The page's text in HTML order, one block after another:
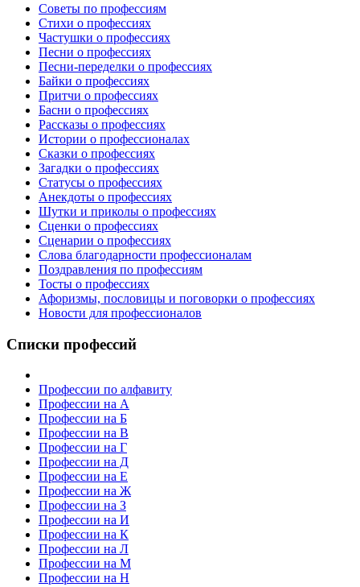
Советы по профессиям
Стихи о профессиях
Частушки о профессиях
Песни о профессиях
Песни-переделки о профессиях
Байки о профессиях
Притчи о профессиях
Басни о профессиях
Рассказы о профессиях
Истории о профессионалах
Сказки о профессиях
Загадки о профессиях
Статусы о профессиях
Анекдоты о профессиях
Шутки и приколы о профессиях
Сценки о профессиях
Сценарии о профессиях
Слова благодарности профессионалам
Поздравления по профессиям
Тосты о профессиях
Афоризмы, пословицы и поговорки о профессиях
Новости для профессионалов
Списки профессий
Профессии по алфавиту
Профессии на А
Профессии на Б
Профессии на В
Профессии на Г
Профессии на Д
Профессии на Е
Профессии на Ж
Профессии на З
Профессии на И
Профессии на К
Профессии на Л
Профессии на М
Профессии на Н